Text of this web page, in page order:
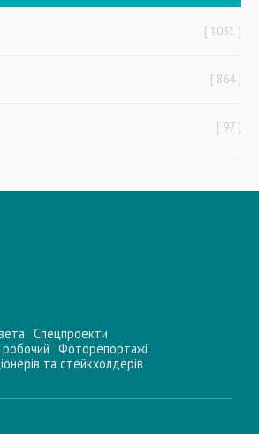
1031
864
97
Спецпроекти
робочий Фоторепортажі
та стейкхолдерiв